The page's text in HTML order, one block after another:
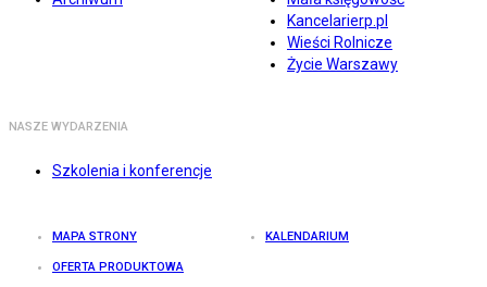
Kancelarierp.pl
Wieści Rolnicze
Życie Warszawy
NASZE WYDARZENIA
Szkolenia i konferencje
MAPA STRONY KALENDARIUM
OFERTA PRODUKTOWA